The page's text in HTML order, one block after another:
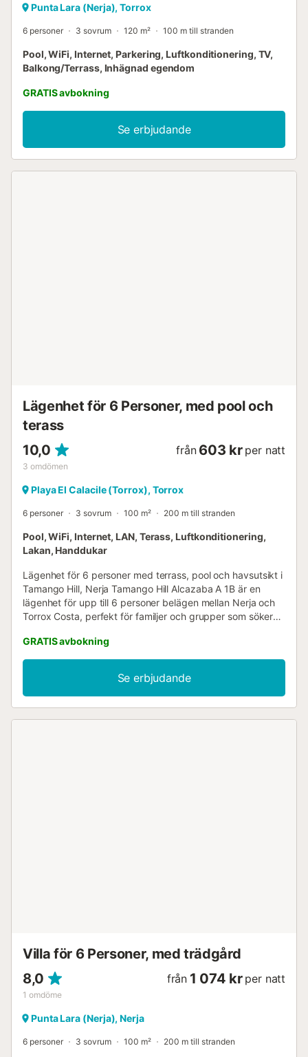
Punta Lara (Nerja), Torrox
6 personer 3 sovrum 120 m² 100 m till stranden
Pool, WiFi, Internet, Parkering, Luftkonditionering, TV,
Balkong/Terrass, Inhägnad egendom
GRATIS avbokning
Se erbjudande
Lägenhet för 6 Personer, med pool och
terass
10,0
3 omdömen
från 603 kr per natt
Playa El Calacile (Torrox), Torrox
6 personer 3 sovrum 100 m² 200 m till stranden
Pool, WiFi, Internet, LAN, Terass, Luftkonditionering,
Lakan, Handdukar
Lägenhet för 6 personer med terrass, pool och havsutsikt i
Tamango Hill, Nerja Tamango Hill Alcazaba A 1B är en
lägenhet för upp till 6 personer belägen mellan Nerja och
Torrox Costa, perfekt för familjer och grupper som söker
terrass med utsikt över havet och bergen är den perfekta
platsen för frukost utomhus, avkoppling i solen eller en
familjemiddag i slutet av dagen. Lägenheten har tre
sovrum: två med dubbelsängar och ett med två
enkelsängar. Denna konfiguration är idealisk för både
GRATIS avbokning
Se erbjudande
Villa för 6 Personer, med trädgård
8,0
1 omdöme
från 1 074 kr per natt
Punta Lara (Nerja), Nerja
6 personer 3 sovrum 100 m² 200 m till stranden